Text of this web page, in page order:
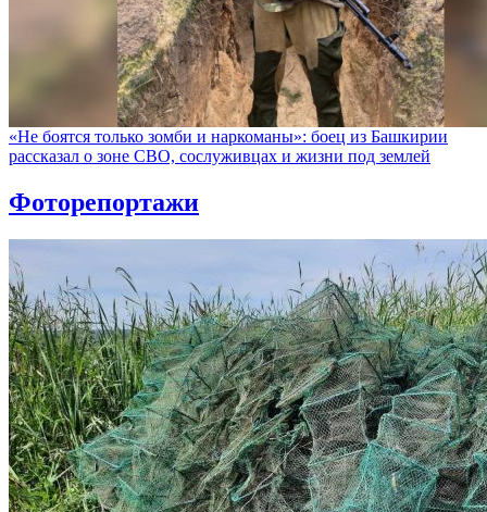
«Не боятся только зомби и наркоманы»: боец из Башкирии
рассказал о зоне СВО, сослуживцах и жизни под землей
Фоторепортажи